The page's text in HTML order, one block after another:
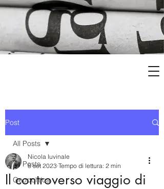
Post
All Posts
Geopolitica
All Posts
Il controverso viaggio di
Nicola Iuvinale
8 set 2023 Tempo di lettura: 2 min